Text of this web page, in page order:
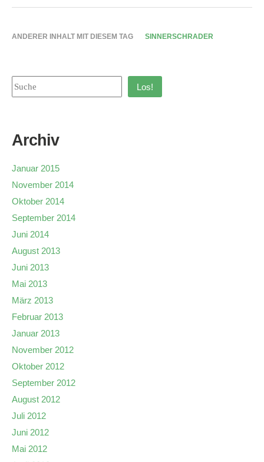
ANDERER INHALT MIT DIESEM TAG SINNERSCHRADER
Los!
Archiv
Januar 2015
November 2014
Oktober 2014
September 2014
Juni 2014
August 2013
Juni 2013
Mai 2013
März 2013
Februar 2013
Januar 2013
November 2012
Oktober 2012
September 2012
August 2012
Juli 2012
Juni 2012
Mai 2012